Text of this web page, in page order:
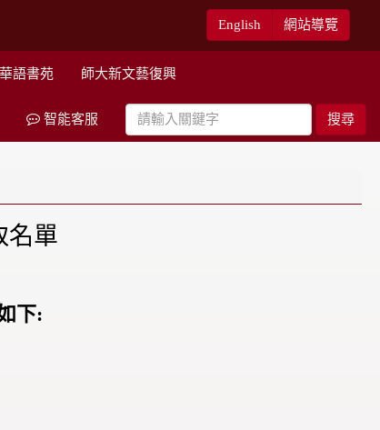
English 網站導覽
華語書苑 師大新文藝復興
搜尋
智能客服
名單
下: